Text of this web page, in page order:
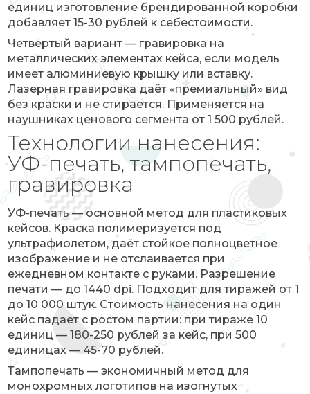
единиц изготовление брендированной коробки
добавляет 15-30 рублей к себестоимости.
Четвёртый вариант — гравировка на
металлических элементах кейса, если модель
имеет алюминиевую крышку или вставку.
Лазерная гравировка даёт «премиальный» вид
без краски и не стирается. Применяется на
наушниках ценового сегмента от 1 500 рублей.
Технологии нанесения:
УФ-печать, тампопечать,
гравировка
УФ-печать — основной метод для пластиковых
кейсов. Краска полимеризуется под
ультрафиолетом, даёт стойкое полноцветное
изображение и не отслаивается при
ежедневном контакте с руками. Разрешение
печати — до 1440 dpi. Подходит для тиражей от 1
до 10 000 штук. Стоимость нанесения на один
кейс падает с ростом партии: при тираже 10
единиц — 180-250 рублей за кейс, при 500
единицах — 45-70 рублей.
Тампопечать — экономичный метод для
монохромных логотипов на изогнутых